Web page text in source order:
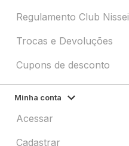
Regulamento Club Nissei
Trocas e Devoluções
Cupons de desconto
Minha conta
Acessar
Cadastrar